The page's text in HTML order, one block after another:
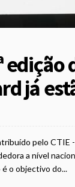
edição
já
pelo
a nível
o objectivo do...